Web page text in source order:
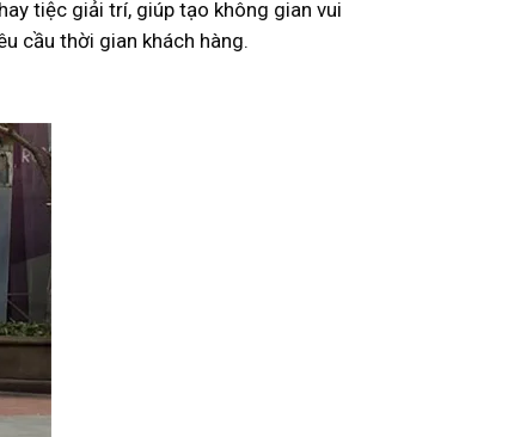
tiệc giải trí, giúp tạo không gian vui
cầu thời gian khách hàng.